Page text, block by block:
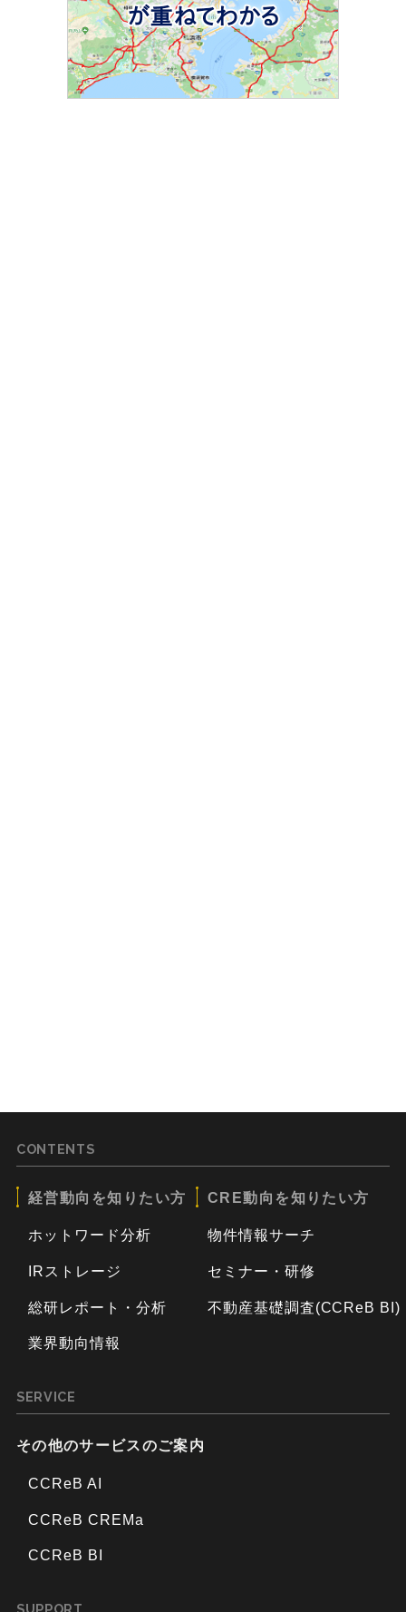
CONTENTS
経営動向を知りたい方
ホットワード分析
IRストレージ
総研レポート・分析
業界動向情報
CRE動向を知りたい方
物件情報サーチ
セミナー・研修
不動産基礎調査(CCReB BI)
SERVICE
その他のサービスのご案内
CCReB AI
CCReB CREMa
CCReB BI